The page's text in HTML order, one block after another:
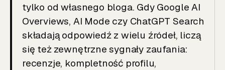
tylko od własnego bloga. Gdy Google AI
Overviews, AI Mode czy ChatGPT Search
składają odpowiedź z wielu źródeł, liczą
się też zewnętrzne sygnały zaufania:
recenzje, kompletność profilu,